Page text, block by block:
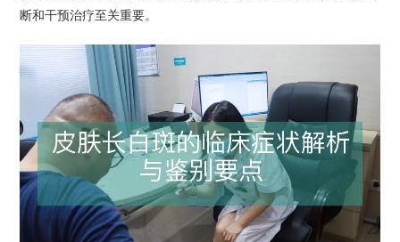
断和干预治疗至关重要。